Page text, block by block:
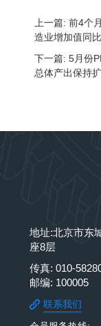
上一篇: 前4个
造业增加值同
下一篇: 5月份
总体产出保持
地址:北京市东
座8层
传真: 010-
邮编: 100005
联系我们